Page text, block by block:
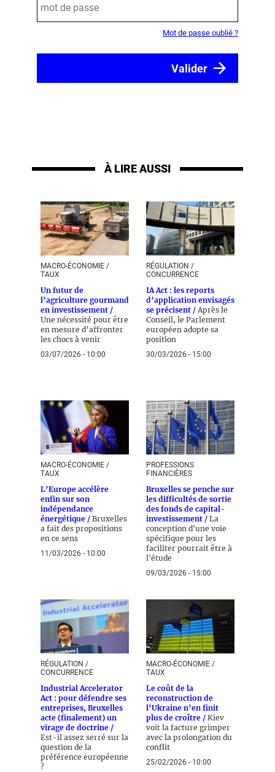
Mot de passe oublié ?
À LIRE AUSSI
MACRO-ÉCONOMIE /
TAUX
Un futur de
l’agriculture gourmand
en investissement /
Une nécessité pour être
en mesure d’affronter
les chocs à venir
03/07/2026 - 10:00
RÉGULATION /
CONCURRENCE
IA Act : les reports
d’application envisagés
se précisent / Après le
Conseil, le Parlement
européen adopte sa
position
30/03/2026 - 15:00
MACRO-ÉCONOMIE /
TAUX
L’Europe accélère
enfin sur son
indépendance
énergétique / Bruxelles
a fait des propositions
en ce sens
11/03/2026 - 10:00
PROFESSIONS
FINANCIÈRES
Bruxelles se penche sur
les difficultés de sortie
des fonds de capital-
investissement / La
conception d'une voie
spécifique pour les
faciliter pourrait être à
l'étude
09/03/2026 - 15:00
RÉGULATION /
CONCURRENCE
Industrial Accelerator
Act : pour défendre ses
entreprises, Bruxelles
acte (finalement) un
virage de doctrine /
Est-il assez serré sur la
question de la
préférence européenne
?
MACRO-ÉCONOMIE /
TAUX
Le coût de la
reconstruction de
l’Ukraine n’en finit
plus de croître / Kiev
voit la facture grimper
avec la prolongation du
conflit
25/02/2026 - 10:00